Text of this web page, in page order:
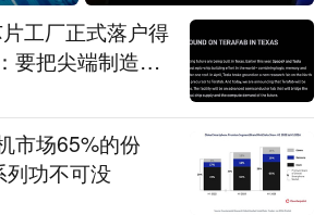
工厂正式落户得
要把尖端制造带
市场65%的份
功不可没